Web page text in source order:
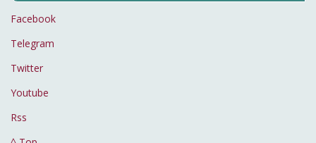
Facebook
Telegram
Twitter
Youtube
Rss